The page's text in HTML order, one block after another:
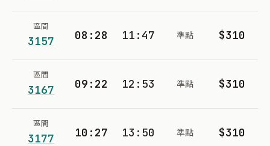
區間
3157 08:28 11:47 準點 $310
區間
3167 09:22 12:53 準點 $310
區間
3177 10:27 13:50 準點 $310